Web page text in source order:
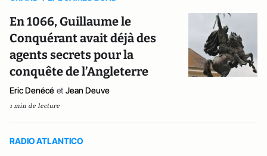
En 1066, Guillaume le
Conquérant avait déjà des
agents secrets pour la
conquête de l’Angleterre
Eric Denécé et Jean Deuve
1 min de lecture
RADIO ATLANTICO